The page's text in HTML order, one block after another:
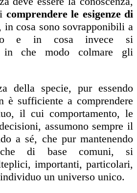
comprendere le esigenze di
in cosa sono sovrapponibili a
e in cosa invece si
in che modo colmare gli
della specie, pur essendo
è sufficiente a comprendere
il cui comportamento, le
assumono sempre il
a sé, che pur mantenendo
di base comuni, si
importanti, particolari,
un universo unico.